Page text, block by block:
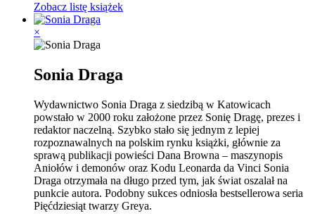
Zobacz listę książek
×
Sonia Draga
Wydawnictwo Sonia Draga z siedzibą w Katowicach
powstało w 2000 roku założone przez Sonię Dragę, prezes i
redaktor naczelną. Szybko stało się jednym z lepiej
rozpoznawalnych na polskim rynku książki, głównie za
sprawą publikacji powieści Dana Browna – maszynopis
Aniołów i demonów oraz Kodu Leonarda da Vinci Sonia
Draga otrzymała na długo przed tym, jak świat oszalał na
punkcie autora. Podobny sukces odniosła bestsellerowa seria
Pięćdziesiąt twarzy Greya.